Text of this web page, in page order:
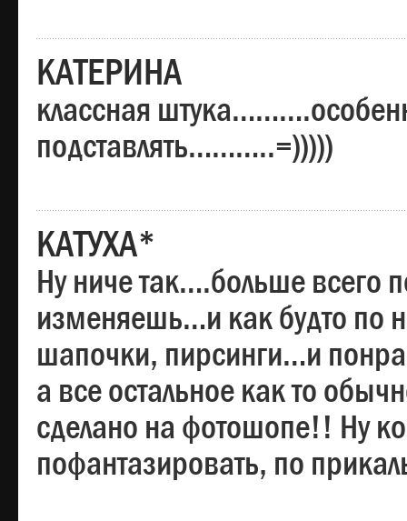
КАТЕРИНА
классная
подставлять………..=)))))
КАТУХА*
Ну ниче так….больше всего
изменяешь…и как будто по
шапочки, пирсинги…и
а все остальное как то
сделано на фотошопе!! Ну
пофантазировать, по